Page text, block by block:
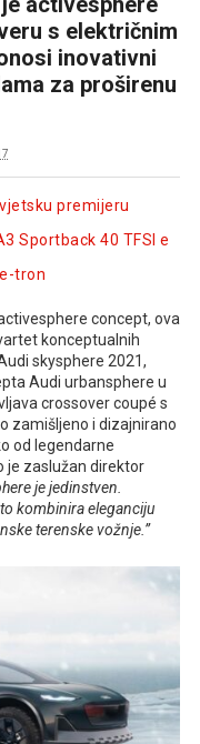
s električnim
inovativni
za proširenu
premijeru
Sportback 40 TFSI e
tron
concept, ova
konceptualnih
skysphere 2021,
Audi urbansphere u
crossover coupé s
zamišljeno i dizajnirano
od legendarne
je zaslužan direktor
je jedinstven.
kombinira eleganciju
terenske vožnje.”